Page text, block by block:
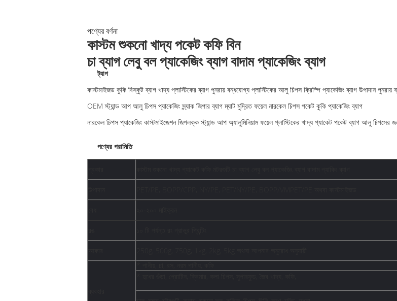
পণ্যের বর্ণনা
কাস্টম শুকনো খাদ্য পকেট কফি বিন
চা ব্যাগ লেবু বল প্যাকেজিং ব্যাগ বাদাম প্যাকেজিং ব্যাগ
ট্যাগ
কাস্টমাইজড কুকি বিস্কুট ব্যাগ খাদ্য প্লাস্টিকের ব্যাগ পুনরায় বন্ধযোগ্য প্লাস্টিকের আলু চিপস ক্রিস্পি প্যাকেজিং ব্যাগ উপাদান পুনরায়
OEM স্ট্যান্ড আপ আলু চিপস প্যাকেজিং স্ন্যাক জিপার ব্যাগ ম্যাট মুদ্রিত ফয়েল নারকেল চিপস পকেট কুকি প্যাকেজিং ব্যাগ
নারকেল চিপস প্যাকেজিং কাস্টমাইজেশন জিপলক্ক স্ট্যান্ড আপ অ্যালুমিনিয়াম ফয়েল প্লাস্টিকের খাদ্য প্যাকেট পকেট ব্যাগ আলু চিপসের
পণ্যের পরামিতি